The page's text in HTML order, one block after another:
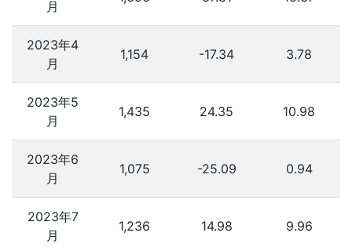
月
2023年4
月
1,154 -17.34 3.78
2023年5
月
1,435 24.35 10.98
2023年6
月
1,075 -25.09 0.94
2023年7
月
1,236 14.98 9.96